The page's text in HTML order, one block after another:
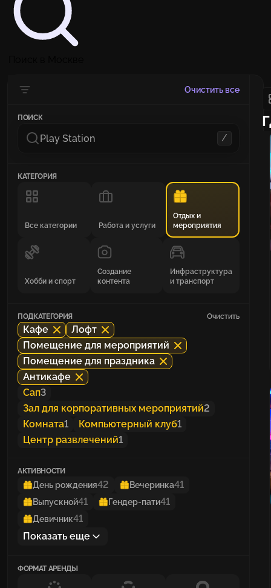
Очистить все
ПОИСК
/
КАТЕГОРИЯ
Все категории Работа и услуги
Отдых и
мероприятия
Хобби и спорт
Создание
контента
Инфраструктура
и транспорт
ПОДКАТЕГОРИЯ Очистить
Кафе
Лофт
Помещение для мероприятий
Помещение для праздника
Антикафе
Сап3
Зал для корпоративных мероприятий2
Комната1 Компьютерный клуб1
Центр развлечений1
АКТИВНОСТИ
День рождения42 Вечеринка41
Выпускной41 Гендер-пати41
Девичник41
Показать еще
ФОРМАТ АРЕНДЫ